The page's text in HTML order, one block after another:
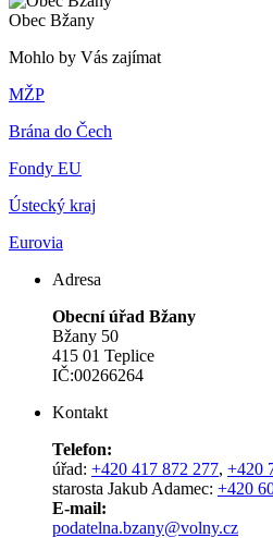
Obec Bžany
Mohlo by Vás zajímat
MŽP
Brána do Čech
Fondy EU
Ústecký kraj
Eurovia
Adresa
Obecní úřad Bžany
Bžany 50
415 01 Teplice
IČ:00266264
Kontakt
Telefon:
úřad: +420 417 872 277, +420
starosta Jakub Adamec: +420
E-mail:
podatelna.bzany@volny.cz